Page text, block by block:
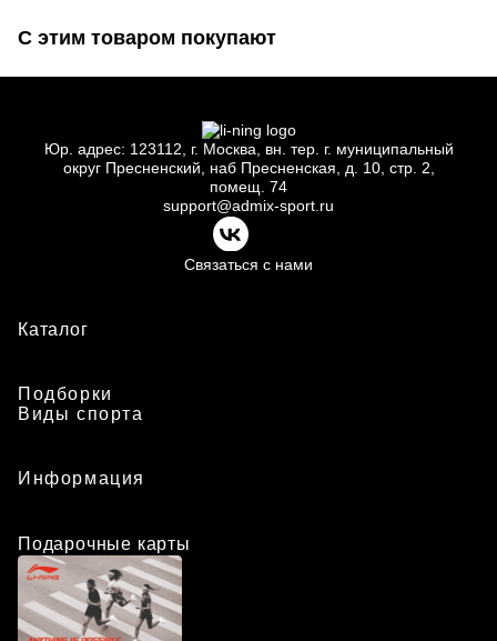
С этим товаром покупают
Юр. адрес: 123112, г. Москва, вн. тер. г. муниципальный
округ Пресненский, наб Пресненская, д.
10, стр. 2,
помещ. 74
support@admix-sport.ru
Связаться с нами
Каталог
Подборки
Виды спорта
Информация
Подарочные карты